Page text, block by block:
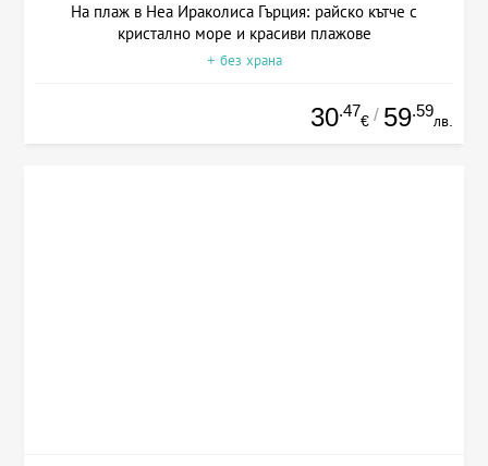
На плаж в Неа Ираколиса Гърция: райско кътче с
кристално море и красиви плажове
+ без храна
30.47
€ / 59.59
лв.